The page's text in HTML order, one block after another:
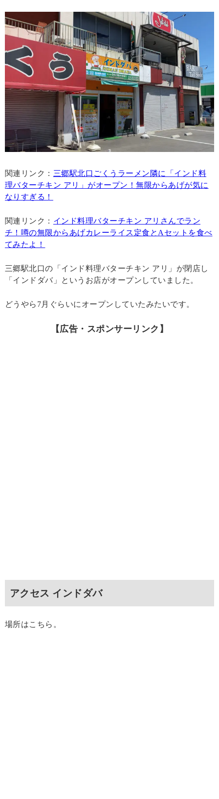
関連リンク： 三郷駅北口ごくうラーメン隣に「インド料
理バターチキン アリ」がオープン！無限からあげが気に
なりすぎる！
関連リンク： インド料理バターチキン アリさんでラン
チ！噂の無限からあげカレーライス定食とAセットを食べ
てみたよ！
三郷駅北口の「インド料理バターチキン アリ」が閉店し
「インドダバ」というお店がオープンしていました。
どうやら7月ぐらいにオープンしていたみたいです。
【広告・スポンサーリンク】
アクセス インドダバ
場所はこちら。